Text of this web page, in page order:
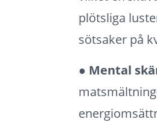
plötsliga
sötsaker på
● Mental